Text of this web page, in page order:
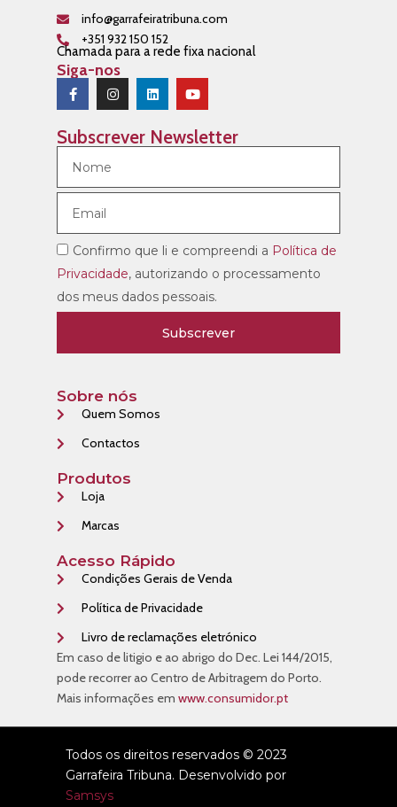
info@garrafeiratribuna.com
+351 932 150 152
Chamada para a rede fixa nacional
Siga-nos
Sobre nós
Quem Somos
Contactos
Produtos
Loja
Marcas
Acesso Rápido
Condições Gerais de Venda
Política de Privacidade
Livro de reclamações eletrónico
Em caso de litigio e ao abrigo do Dec. Lei 144/2015,
pode recorrer ao Centro de Arbitragem do Porto.
Mais informações em www.consumidor.pt
Subscrever Newsletter
Confirmo que li e compreendi a Política de
Privacidade, autorizando o processamento
dos meus dados pessoais.
Subscrever
Todos os direitos reservados © 2023
Garrafeira Tribuna. Desenvolvido por
Samsys